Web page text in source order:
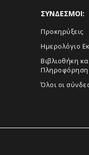
ΣΥΝΔΕΣΜΟΙ:
Προκηρύξεις
Ημερολόγιο
Βιβλιοθήκη
Όλοι οι